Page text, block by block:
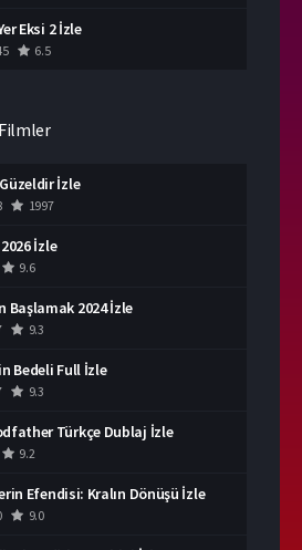
Eksi 2 İzle
6.5
Filmler
İzle
1997
İzle
9.6
Başlamak 2024 İzle
9.3
Bedeli Full İzle
9.3
Türkçe Dublaj İzle
9.2
Efendisi: Kralın Dönüşü İzle
9.0